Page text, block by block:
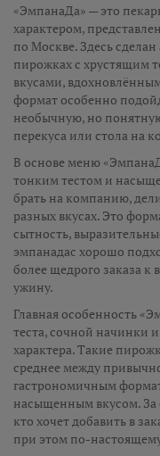
«ЭмпанаДа» — это
характером,
по Москве. Здесь
пирожках с хрустящим
вкусами,
формат особенно
необычную, но
перекуса или стола на
В основе меню
тонким тестом и
брать на компанию,
разных вкусах. Это
сытность,
эмпанадас хорошо
более щедрого заказа к
ужину.
Главная особенность
теста, сочной начинки
характера. Такие
среднее между
гастрономичным
насыщенным вкусом. За
кто хочет добавить в
при этом по-